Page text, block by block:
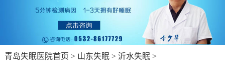
青岛失眠医院首页 > 山东失眠> 沂水失眠>